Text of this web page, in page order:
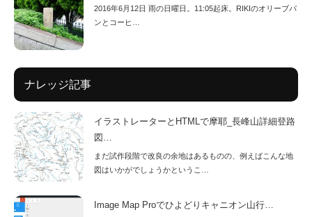
2016年6月12日 雨の日曜日。11:05起床。RIKIのオリーブパ
ンとコーヒ…
ナレッジ記事
イラストレーターとHTMLで摩耶_長峰山詳細登路
図…
まだ試作段階で改良の余地はあるものの、例えばこんな地
図はいかがでしょうかというこ…
Image Map Proでひよどりキャニオン山行…